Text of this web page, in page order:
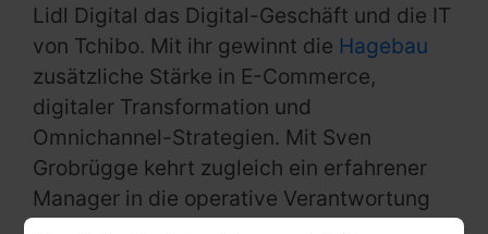
Lidl Digital das Digital-Geschäft und die IT
von Tchibo. Mit ihr gewinnt die Hagebau
zusätzliche Stärke in E-Commerce,
digitaler Transformation und
Omnichannel-Strategien. Mit Sven
Grobrügge kehrt zugleich ein erfahrener
Manager in die operative Verantwortung